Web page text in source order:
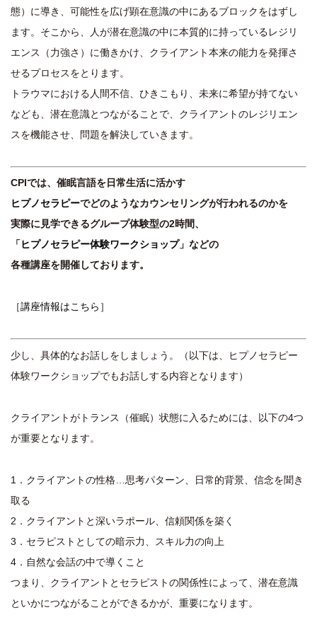
態）に導き、可能性を広げ顕在意識の中にあるブロックをはずし
ます。そこから、人が潜在意識の中に本質的に持っているレジリ
エンス（力強さ）に働きかけ、クライアント本来の能力を発揮さ
せるプロセスをとります。
トラウマにおける人間不信、ひきこもり、未来に希望が持てない
なども、潜在意識とつながることで、クライアントのレジリエン
スを機能させ、問題を解決していきます。
CPIでは、催眠言語を日常生活に活かす
ヒプノセラピーでどのようなカウンセリングが行われるのかを
実際に見学できるグループ体験型の2時間、
「ヒプノセラピー体験ワークショップ」などの
各種講座を開催しております。
［講座情報はこちら ］
少し、具体的なお話しをしましょう。（以下は、ヒプノセラピー
体験ワークショップでもお話しする内容となります）
クライアントがトランス（催眠）状態に入るためには、以下の4つ
が重要となります。
1．クライアントの性格…思考パターン、日常的背景、信念を聞き
取る
2．クライアントと深いラポール、信頼関係を築く
3．セラピストとしての暗示力、スキル力の向上
4．自然な会話の中で導くこと
つまり、クライアントとセラピストの関係性によって、潜在意識
といかにつながることができるかが、重要になります。